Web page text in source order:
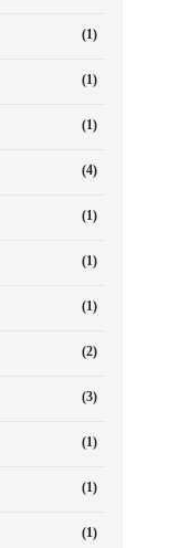
(1)
(1)
(1)
(4)
(1)
(1)
(1)
(2)
(3)
(1)
(1)
(1)